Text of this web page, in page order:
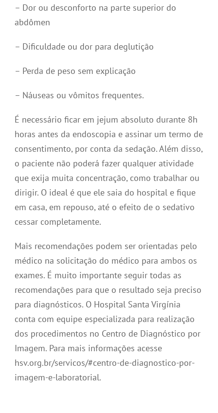
– Dor ou desconforto na parte superior do
abdômen
– Dificuldade ou dor para deglutição
– Perda de peso sem explicação
– Náuseas ou vômitos frequentes.
É necessário ficar em jejum absoluto durante 8h
horas antes da endoscopia e assinar um termo de
consentimento, por conta da sedação. Além disso,
o paciente não poderá fazer qualquer atividade
que exija muita concentração, como trabalhar ou
dirigir. O ideal é que ele saia do hospital e fique
em casa, em repouso, até o efeito de o sedativo
cessar completamente.
Mais recomendações podem ser orientadas pelo
médico na solicitação do médico para ambos os
exames. É muito importante seguir todas as
recomendações para que o resultado seja preciso
para diagnósticos. O Hospital Santa Virgínia
conta com equipe especializada para realização
dos procedimentos no Centro de Diagnóstico por
Imagem. Para mais informações acesse
hsv.org.br/servicos/#centro-de-diagnostico-por-
imagem-e-laboratorial.